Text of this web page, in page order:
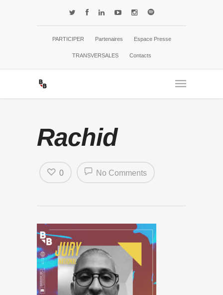
PARTICIPER Partenaires Espace Presse
TRANSVERSALES Contacts
Rachid
No Comments
0